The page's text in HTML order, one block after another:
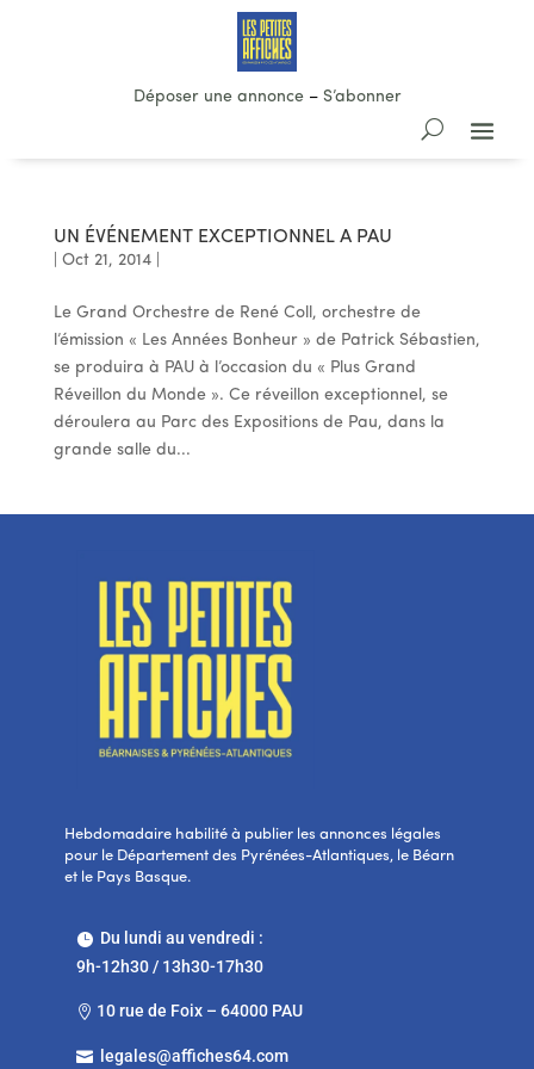
Déposer une annonce– S’abonner
UN ÉVÉNEMENT EXCEPTIONNEL A PAU
Oct 21, 2014|
Le Grand Orchestre de René Coll, orchestre de
l’émission « Les Années Bonheur » de Patrick Sébastien,
se produira à PAU à l’occasion du « Plus Grand
Réveillon du Monde ». Ce réveillon exceptionnel, se
déroulera au Parc des Expositions de Pau, dans la
grande salle du...
Hebdomadaire habilité à publier les annonces légales
pour le Département des Pyrénées-Atlantiques, le Béarn
et le Pays Basque.
Du lundi au vendredi :
9h-12h30 / 13h30-17h30
 10 rue de Foix – 64000 PAU
 legales@affiches64.com